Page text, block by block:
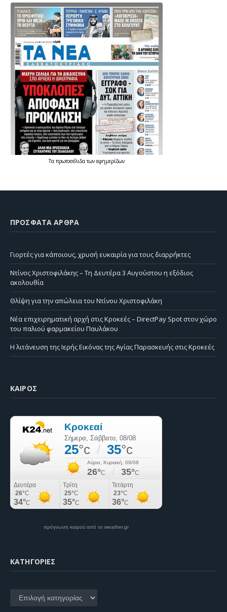
Τα πρωτοσέλιδατων εφημερίδων
ΠΡΌΣΦΑΤΑ ΆΡΘΡΑ
Γιορτές για κάποιους, χρυσή ευκαιρία για τους διαρρήκτες
Ντίνος Χριστοφιλάκης – Τη Δευτέρα 3 Αυγούστου η εξόδιος
ακολουθία
Θλίψη για την απώλεια του Ντίνου Χριστοφιλάκη
Νέα επιχειρηματική αρχή στις Κροκεές – DirectPay Spot στον χώρο
του παλιού φαρμακείου Παυλάκου
Η λιτάνευση της Ιερής Εικόνας της Αγίας Παρασκευής στις Κροκεές
ΚΑΙΡΌΣ
πρόγνωση καιρού από το weather.gr
KΑΤΗΓΟΡΊΕΣ
Kατηγορίες